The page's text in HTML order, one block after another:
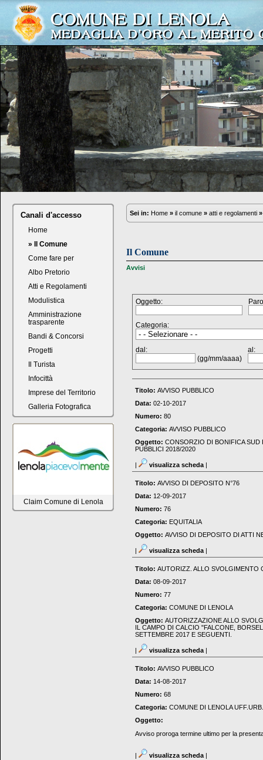
Canali d'accesso
Home
» Il Comune
Come fare per
Albo Pretorio
Atti e Regolamenti
Modulistica
Amministrazione
trasparente
Bandi & Concorsi
Progetti
Il Turista
Infocittà
Imprese del Territorio
Galleria Fotografica
Claim Comune di Lenola
Sei in: Home » il comune » atti e regolamenti »
Il Comune
Avvisi
Oggetto:
Categoria:
dal:
(gg/mm/aaaa)
al:
Titolo: AVVISO PUBBLICO
Data: 02-10-2017
Numero: 80
Categoria: AVVISO PUBBLICO
Oggetto: CONSORZIO DI BONIFICA SUD
PUBBLICI 2018/2020
| visualizza scheda |
Titolo: AVVISO DI DEPOSITO N°76
Data: 12-09-2017
Numero: 76
Categoria: EQUITALIA
Oggetto: AVVISO DI DEPOSITO DI ATTI
| visualizza scheda |
Titolo: AUTORIZZ. ALLO SVOLGIMENTO
Data: 08-09-2017
Numero: 77
Categoria: COMUNE DI LENOLA
Oggetto: AUTORIZZAZIONE ALLO
IL CAMPO DI CALCIO "FALCONE,
SETTEMBRE 2017 E SEGUENTI.
| visualizza scheda |
Titolo: AVVISO PUBBLICO
Data: 14-08-2017
Numero: 68
Categoria: COMUNE DI LENOLA UFF.URB.
Oggetto:
Avviso proroga termine ultimo per la
visualizza scheda|